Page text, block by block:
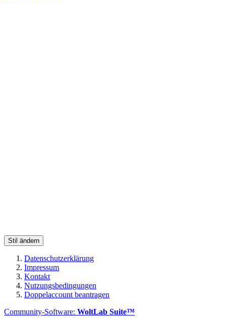
Stil ändern
Datenschutzerklärung
Impressum
Kontakt
Nutzungsbedingungen
Doppelaccount beantragen
Community-Software: WoltLab Suite™